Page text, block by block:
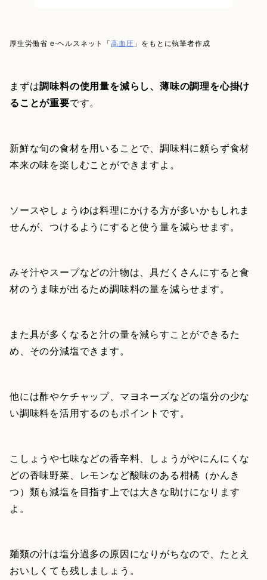
厚生労働省 e-ヘルスネット「高血圧 」をもとに執筆者作成
まずは調味料の使用量を減らし、薄味の調理を心掛け
ることが重要です。
新鮮な旬の食材を用いることで、調味料に頼らず食材
本来の味を楽しむことができますよ。
ソースやしょうゆは料理にかける方が多いかもしれま
せんが、つけるようにすると使う量を減らせます。
みそ汁やスープなどの汁物は、具だくさんにすると食
材のうま味が出るため調味料の量を減らせます。
また具が多くなると汁の量を減らすことができるた
め、その分減塩できます。
他には酢やケチャップ、マヨネーズなどの塩分の少な
い調味料を活用するのもポイントです。
こしょうや七味などの香辛料、しょうがやにんにくな
どの香味野菜、レモンなど酸味のある柑橘（かんき
つ）類も減塩を目指す上では大きな助けになります
よ。
麺類の汁は塩分過多の原因になりがちなので、たとえ
おいしくても残しましょう。